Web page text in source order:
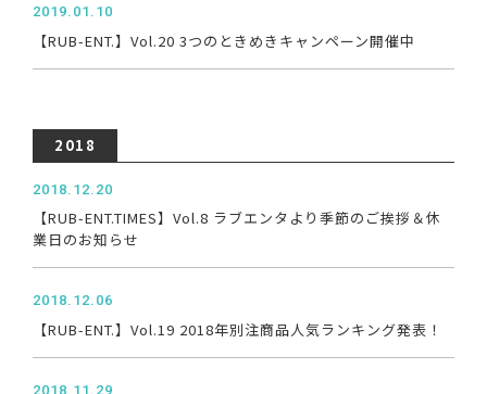
2019.01.10
【RUB-ENT.】Vol.20 3つのときめきキャンペーン開催中
2018
2018.12.20
【RUB-ENT.TIMES】Vol.8 ラブエンタより季節のご挨拶＆休
業日のお知らせ
2018.12.06
【RUB-ENT.】Vol.19 2018年別注商品人気ランキング発表！
2018.11.29